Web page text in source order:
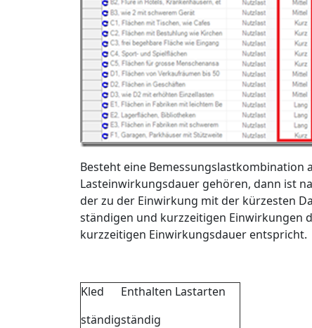
Besteht eine Bemessungslastkombination
Lasteinwirkungsdauer gehören, dann ist
der zu der Einwirkung mit der kürzesten
ständigen und kurzzeitigen Einwirkungen
kurzzeitigen Einwirkungsdauer entspricht.
Kled
Enthalten Lastarten
ständigständig